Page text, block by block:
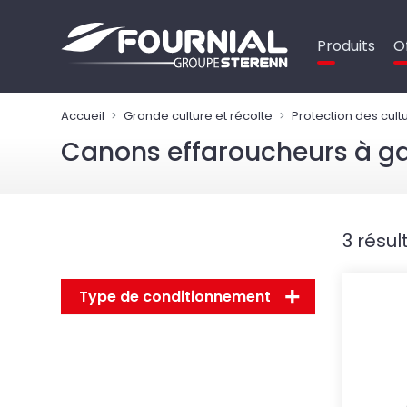
Produits
Accueil Grande culture et récolte Protection des
Canons effaroucheurs à
Type de conditionnement
3